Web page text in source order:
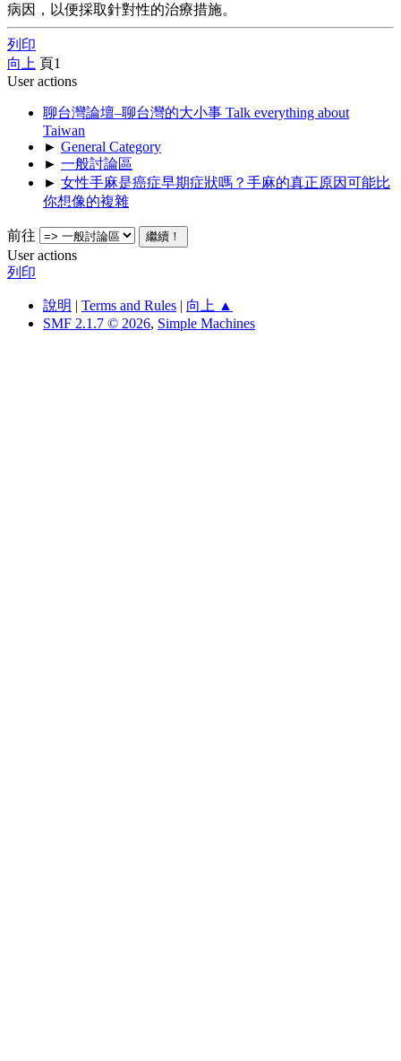
病因，以便採取針對性的治療措施。
列印
向上 頁1
User actions
聊台灣論壇–聊台灣的大小事 Talk everything about
Taiwan
► General Category
► 一般討論區
► 女性手麻是癌症早期症狀嗎？手麻的真正原因可能比
你想像的複雜
前往
User actions
列印
說明 | Terms and Rules | 向上 ▲
SMF 2.1.7 © 2026, Simple Machines